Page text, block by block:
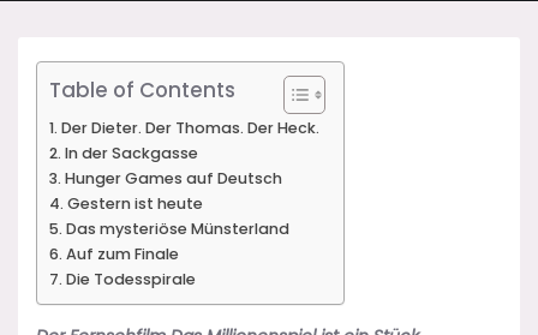
Table of Contents
Der Dieter. Der Thomas. Der Heck.
In der Sackgasse
Hunger Games auf Deutsch
Gestern ist heute
Das mysteriöse Münsterland
Auf zum Finale
Die Todesspirale